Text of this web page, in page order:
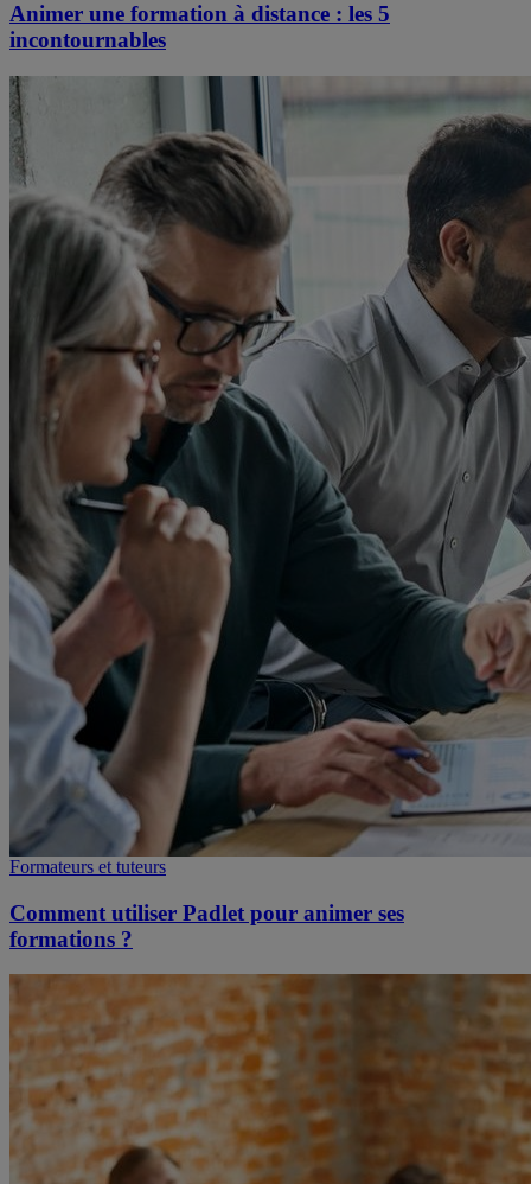
Animer une formation à distance : les 5
incontournables
Formateurs et tuteurs
Comment utiliser Padlet pour animer ses
formations ?